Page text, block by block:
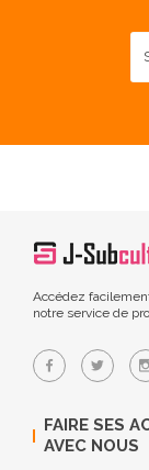
Accédez
notre service de
FAIRE SES
AVEC NOUS